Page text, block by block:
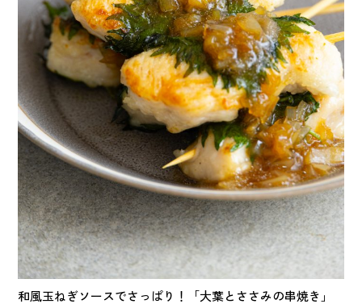
和風玉ねぎソースでさっぱり！「大葉とささみの串焼き」